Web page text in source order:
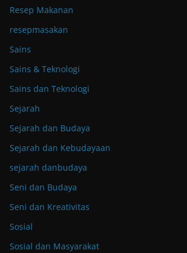
Resep Makanan
resepmasakan
Sains
Sains & Teknologi
Sains dan Teknologi
Sejarah
Sejarah dan Budaya
Sejarah dan Kebudayaan
sejarah danbudaya
Seni dan Budaya
Seni dan Kreativitas
Sosial
Sosial dan Masyarakat